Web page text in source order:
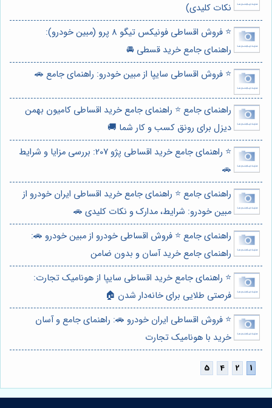
نکات کلیدی)
⭐️ فروش اقساطی فونیکس تیگو 8 پرو (مبین خودرو):
راهنمای جامع خرید قسطی 🚘
⭐️ فروش اقساطی سایپا از مبین خودرو: راهنمای جامع 🚗
راهنمای جامع ⭐️ راهنمای جامع خرید اقساطی کامیون بهمن
دیزل برای رونق کسب و کار شما 🚚
⭐️ راهنمای جامع خرید اقساطی پژو 207: بررسی مزایا و شرایط
🚗
راهنمای جامع ⭐️ راهنمای جامع خرید اقساطی ایران خودرو از
مبین خودرو: شرایط، مدارک و نکات کلیدی 🚗
راهنمای جامع ⭐️ فروش اقساطی خودرو از مبین خودرو 🚗:
راهنمای جامع خرید آسان و بدون ضامن
⭐️ راهنمای جامع خرید اقساطی سایپا از هونامیک تجارت:
فرصتی طلایی برای خانه‌دار شدن 🏠
⭐️ فروش اقساطی ایران خودرو 🚗: راهنمای جامع و آسان
خرید با هونامیک تجارت